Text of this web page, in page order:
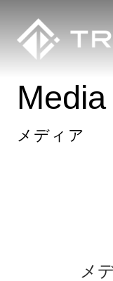
Media
メディア
メ